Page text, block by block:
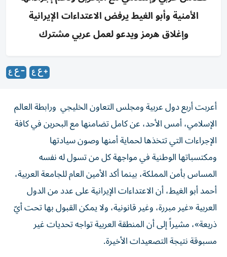
الأمنية وأبو الغيط يرفض الاعتداءات الإيرانية
وإغلاق هرمز ويدعو لعمل عربي مشترك
أعربت أربع دول عربية ومجلس التعاون الخليجي ورابطة العالم
الإسلامي، أمس الأحد، عن كامل تضامنها مع البحرين في كافة
الإجراءات التي تتخذها لحماية أمنها وصون سيادتها
ومكتسباتها الوطنية في مواجهة كل من تسول له نفسه
المساس بأمن المملكة، بينما أكد الأمين العام للجامعة العربية،
أحمد أبو الغيط، أن الاعتداءات الإيرانية على عدد من الدول
العربية «غير مبررة، وغير قانونية، ولا يمكن القبول بها تحت أيّ
ذريعة»، مشيراً إلى أن المنطقة العربية تواجه تحديات غير
مسبوقة نتيجة التصعيدات الأخيرة.